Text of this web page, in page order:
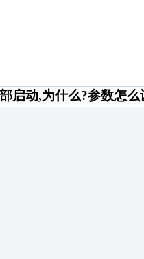
启动,为什么?参数怎么